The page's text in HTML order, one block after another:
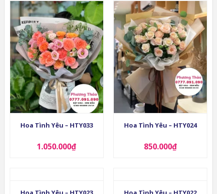
Hoa Tình Yêu – HTY033
1.050.000₫
Hoa Tình Yêu – HTY024
850.000₫